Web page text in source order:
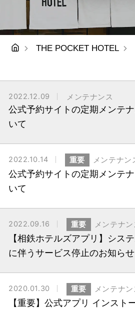
THE POCKET HOTEL
2022.12.09 メンテナンス
公式予約サイトの定期メンテ
いて
2022.10.14 重要 メンテナン
公式予約サイトの定期メンテ
いて
2022.09.16 重要 メンテナン
【相鉄ホテルズアプリ】シス
に伴うサービス停止のお知らせ
2020.01.30 重要 メンテナン
【重要】公式アプリ インスト